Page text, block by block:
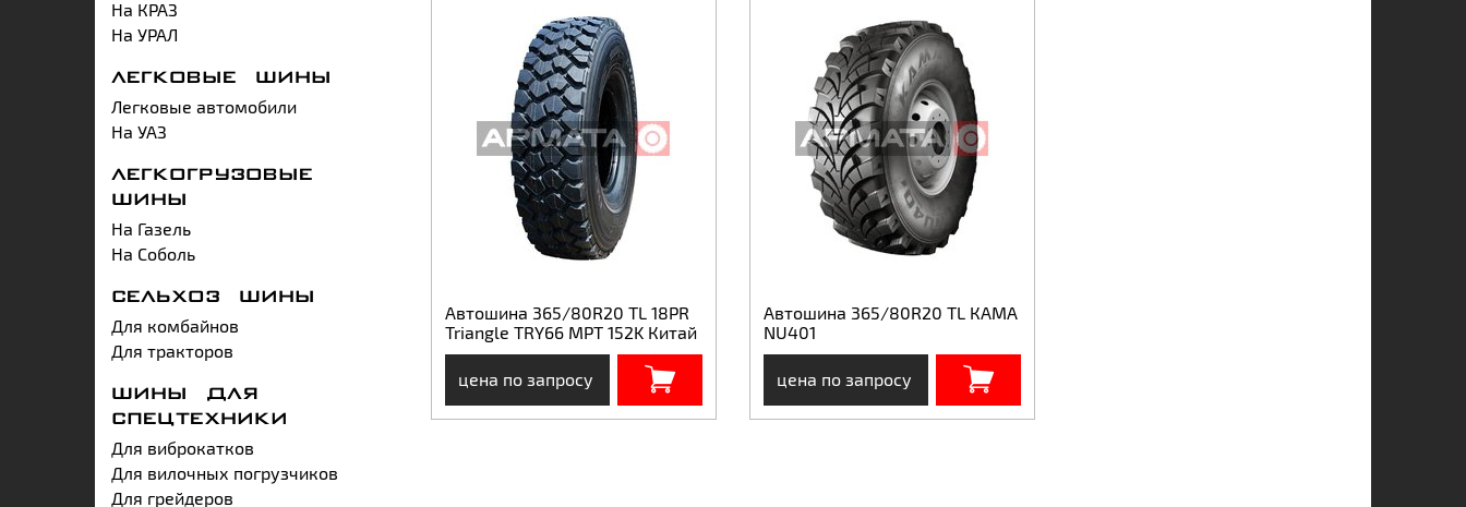
На КРАЗ
На УРАЛ
ЛЕГКОВЫЕ ШИНЫ
Легковые автомобили
На УАЗ
ЛЕГКОГРУЗОВЫЕ
ШИНЫ
На Газель
На Соболь
СЕЛЬХОЗ ШИНЫ
Для комбайнов
Для тракторов
ШИНЫ ДЛЯ
СПЕЦТЕХНИКИ
Для виброкатков
Для вилочных погрузчиков
Для грейдеров
Автошина 365/80R20 TL 18PR
Triangle TRY66 MPT 152K Китай
цена по запросу
Автошина 365/80R20 ТL КАМА
NU401
цена по запросу